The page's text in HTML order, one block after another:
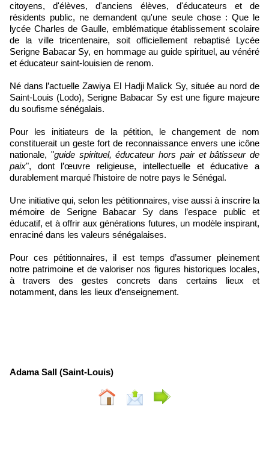
citoyens, d'élèves, d'anciens élèves, d'éducateurs et de
résidents public, ne demandent qu'une seule chose : Que le
lycée Charles de Gaulle, emblématique établissement scolaire
de la ville tricentenaire, soit officiellement rebaptisé Lycée
Serigne Babacar Sy, en hommage au guide spirituel, au vénéré
et éducateur saint-louisien de renom.
Né dans l’actuelle Zawiya El Hadji Malick Sy, située au nord de
Saint-Louis (Lodo), Serigne Babacar Sy est une figure majeure
du soufisme sénégalais.
Pour les initiateurs de la pétition, le changement de nom
constituerait un geste fort de reconnaissance envers une icône
nationale, "guide spirituel, éducateur hors pair et bâtisseur de
paix", dont l’œuvre religieuse, intellectuelle et éducative a
durablement marqué l’histoire de notre pays le Sénégal.
Une initiative qui, selon les pétitionnaires, vise aussi à inscrire la
mémoire de Serigne Babacar Sy dans l’espace public et
éducatif, et à offrir aux générations futures, un modèle inspirant,
enraciné dans les valeurs sénégalaises.
Pour ces pétitionnaires, il est temps d’assumer pleinement
notre patrimoine et de valoriser nos figures historiques locales,
à travers des gestes concrets dans certains lieux et
notamment, dans les lieux d’enseignement.
Adama Sall (Saint-Louis)